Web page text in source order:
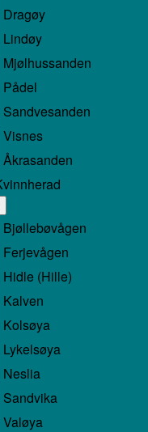
Dragøy
Lindøy
Mjølhussanden
Pådel
Sandvesanden
Visnes
Åkrasanden
Bjøllebøvågen
Ferjevågen
Hidle (Hille)
Kalven
Kolsøya
Lykelsøya
Neslia
Sandvika
Valøya